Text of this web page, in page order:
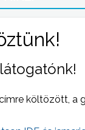
költözött, a